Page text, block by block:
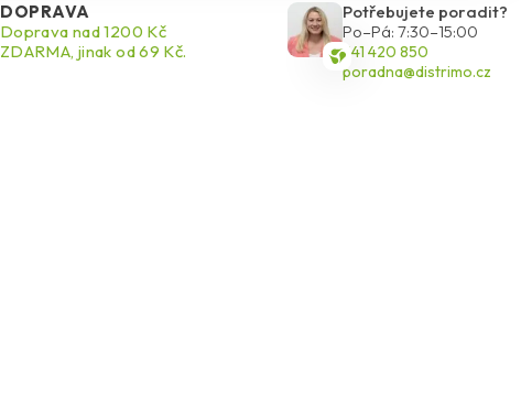
DOPRAVA
Doprava nad 1200 Kč
ZDARMA, jinak od 69 Kč.
Potřebujete poradit?
Po–Pá: 7:30–15:00
541 420 850
poradna@distrimo.cz